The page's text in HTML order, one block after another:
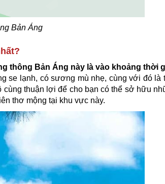
Bản Áng
thông Bản Áng này là vào khoảng thời
se lạnh, có sương mù nhẹ, cùng với đó là
thuận lợi để cho bạn có thể sở hữu
thơ mộng tại khu vực này.